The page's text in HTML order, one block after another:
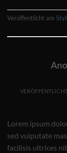
Veröffentlicht am
Lorem ipsum
sed vulputate
facilisis ultrices